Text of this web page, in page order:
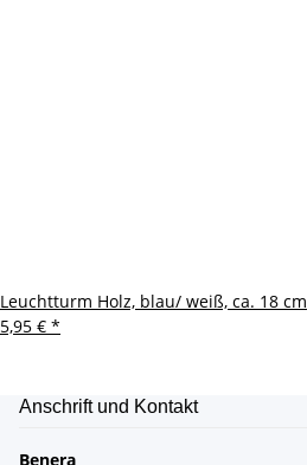
Leuchtturm Holz, blau/ weiß, ca. 18 cm
5,95 € *
Anschrift und Kontakt
Benera